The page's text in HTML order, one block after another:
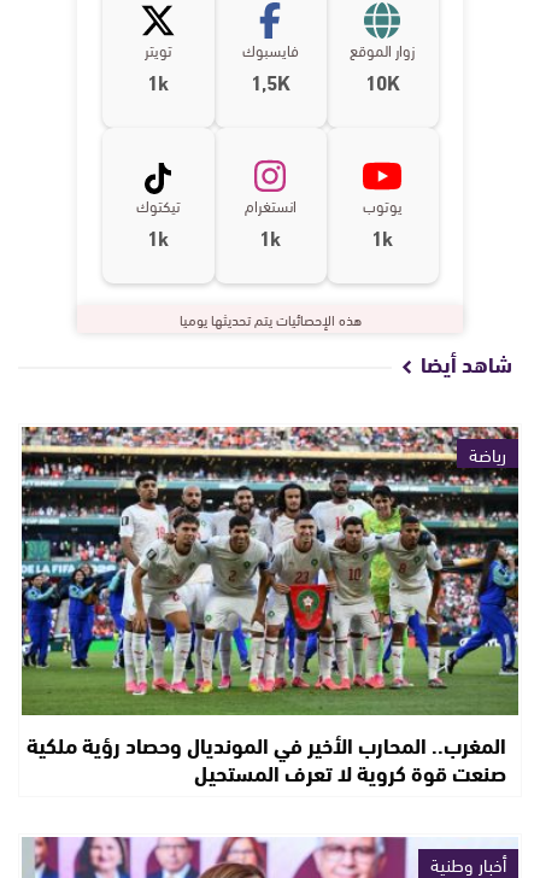
زوار الموقع
10K
فايسبوك
1,5K
تويتر
1k
يوتوب
1k
انستغرام
1k
تيكتوك
1k
هذه الإحصائيات يتم تحديثها يوميا
شاهد أيضا
رياضة
المغرب.. المحارب الأخير في المونديال وحصاد رؤية ملكية
صنعت قوة كروية لا تعرف المستحيل
أخبار وطنية